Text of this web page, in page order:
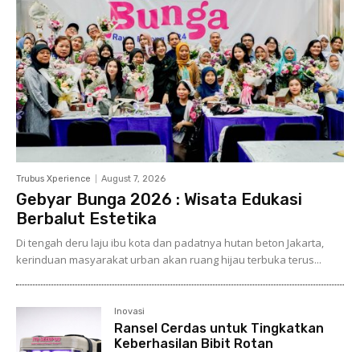
Trubus Xperience August 7, 2026
Gebyar Bunga 2026 : Wisata Edukasi
Berbalut Estetika
Di tengah deru laju ibu kota dan padatnya hutan beton Jakarta,
kerinduan masyarakat urban akan ruang hijau terbuka terus...
Inovasi
Ransel Cerdas untuk Tingkatkan
Keberhasilan Bibit Rotan